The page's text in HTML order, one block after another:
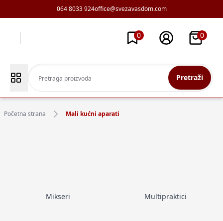
064 8033 924office@svezavasdom.com
0 0
Pretraži
Početna strana Mali kućni aparati
Mikseri Multipraktici